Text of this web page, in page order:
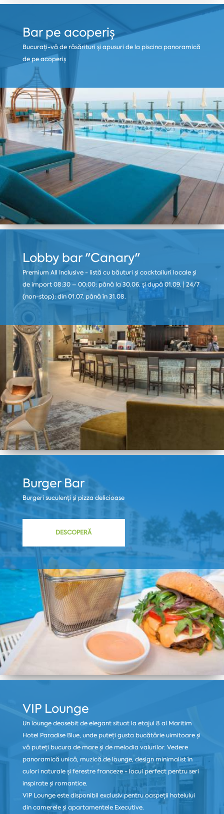
Bar pe acoperiș
Bucurați-vă de răsărituri și apusuri de la piscina panoramică
de pe acoperiș
Lobby bar "Canary"
Premium All Inclusive - listă cu băuturi și cocktailuri locale și
de import 08:30 – 00:00: până la 30.06. și după 01.09. | 24/7
(non-stop): din 01.07. până în 31.08.
Burger Bar
Burgeri suculenți și pizza delicioase
DESCOPERĂ
VIP Lounge
Un lounge deosebit de elegant situat la etajul 8 al Maritim
Hotel Paradise Blue, unde puteți gusta bucătărie uimitoare și
vă puteți bucura de mare și de melodia valurilor. Vedere
panoramică unică, muzică de lounge, design minimalist în
culori naturale și ferestre franceze - locul perfect pentru seri
inspirate și romantice.
VIP Lounge este disponibil exclusiv pentru oaspeții hotelului
din camerele și apartamentele Executive.